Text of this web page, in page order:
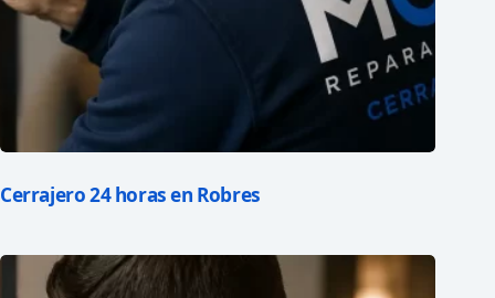
Cerrajero 24 horas en Robres